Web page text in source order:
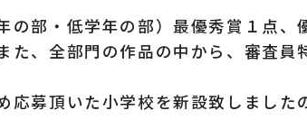
の部・低学年の部）最優秀賞１点、
た、全部門の作品の中から、審査員
募頂いた小学校を新設致しました